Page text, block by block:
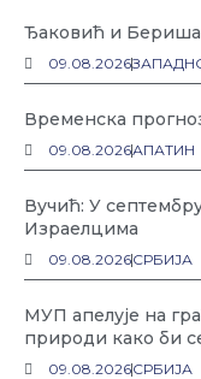
Ђаковић и Бериша
09.08.2026
Временска
09.08.2026АПАТИН
Вучић: У
Израелцима
09.08.2026СРБИЈА
МУП апелује на
природи како би
09.08.2026СРБИЈА